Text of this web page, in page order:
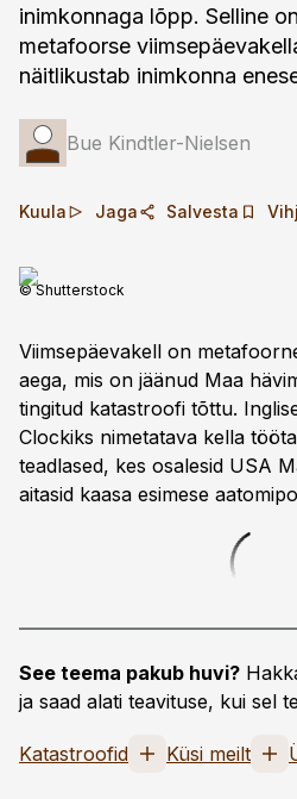
inimkonnaga lõpp. Selline
metafoorse
näitlikustab inimkonna
Bue Kindtler-Nielsen
Kuula Jaga Salvesta
© Shutterstock
Viimsepäevakell on
aega, mis on jäänud Maa
tingitud katastroofi tõttu.
Clockiks nimetatava kella
teadlased, kes osalesid USA
aitasid kaasa esimese
See teema pakub huvi?
ja saad alati teavituse, kui sel
Katastroofid Küsi meilt